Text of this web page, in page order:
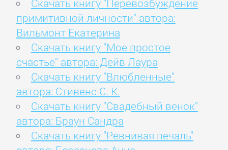
Скачать книгу "Перевозбуждение
примитивной личности" автора:
Вильмонт Екатерина
Скачать книгу "Мое простое
счастье" автора: Дейв Лаура
Скачать книгу "Влюбленные"
автора: Стивенс С. К.
Скачать книгу "Свадебный венок"
автора: Браун Сандра
Скачать книгу "Ревнивая печаль"